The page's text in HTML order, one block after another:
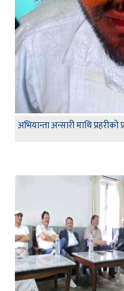
अभियान्ता अन्सारी माथि